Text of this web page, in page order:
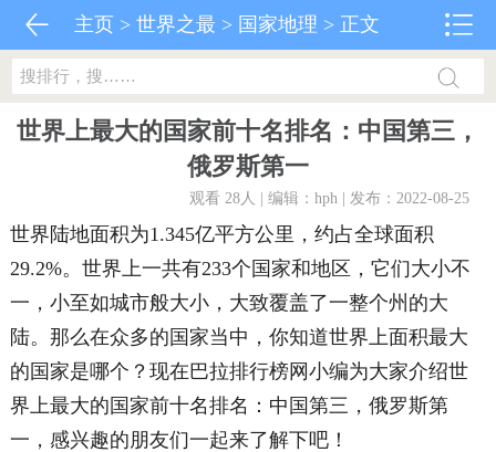
主页 >世界之最 > 国家地理 > 正文
世界上最大的国家前十名排名：中国第三，
俄罗斯第一
观看 28人 | 编辑：hph | 发布：2022-08-25
世界陆地面积为1.345亿平方公里，约占全球面积
29.2%。世界上一共有233个国家和地区，它们大小不
一，小至如城市般大小，大致覆盖了一整个州的大
陆。那么在众多的国家当中，你知道世界上面积最大
的国家是哪个？现在巴拉排行榜网小编为大家介绍世
界上最大的国家前十名排名：中国第三，俄罗斯第
一，感兴趣的朋友们一起来了解下吧！